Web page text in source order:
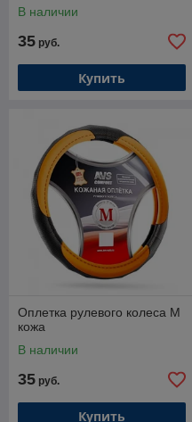
В наличии
35 руб.
Купить
Оплетка рулевого колеса M
кожа
В наличии
35 руб.
Купить